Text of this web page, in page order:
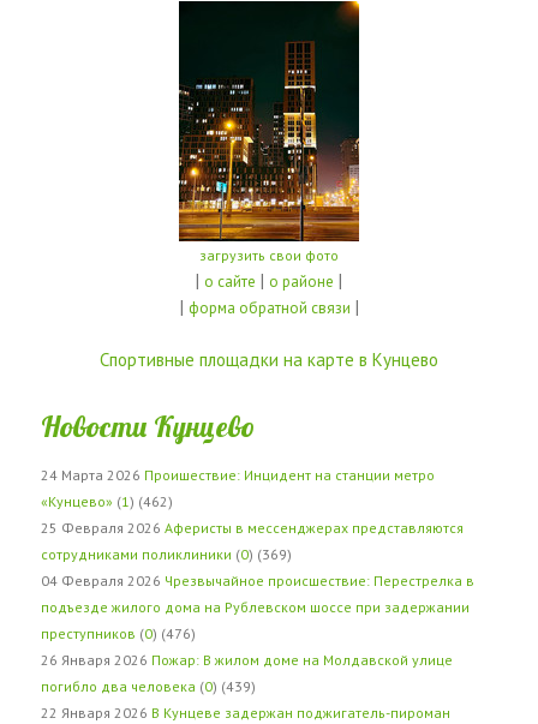
загрузить свои фото
| о сайте | о районе |
| форма обратной связи |
Спортивные площадки на карте в Кунцево
Новости Кунцево
24 Марта 2026 Проишествие: Инцидент на станции метро
«Кунцево» (1 ) (462)
25 Февраля 2026 Аферисты в мессенджерах представляются
сотрудниками поликлиники (0) (369)
04 Февраля 2026 Чрезвычайное происшествие: Перестрелка в
подъезде жилого дома на Рублевском шоссе при задержании
преступников (0) (476)
26 Января 2026 Пожар: В жилом доме на Молдавской улице
погибло два человека (0) (439)
22 Января 2026 В Кунцеве задержан поджигатель-пироман